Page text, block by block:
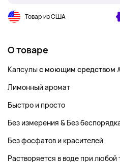
Товар из США
О товаре
Капсулыс моющим средством
Лимонный аромат
Быстро и просто
Без измерения & Без
Без фосфатов и красителей
Растворяется в воде при